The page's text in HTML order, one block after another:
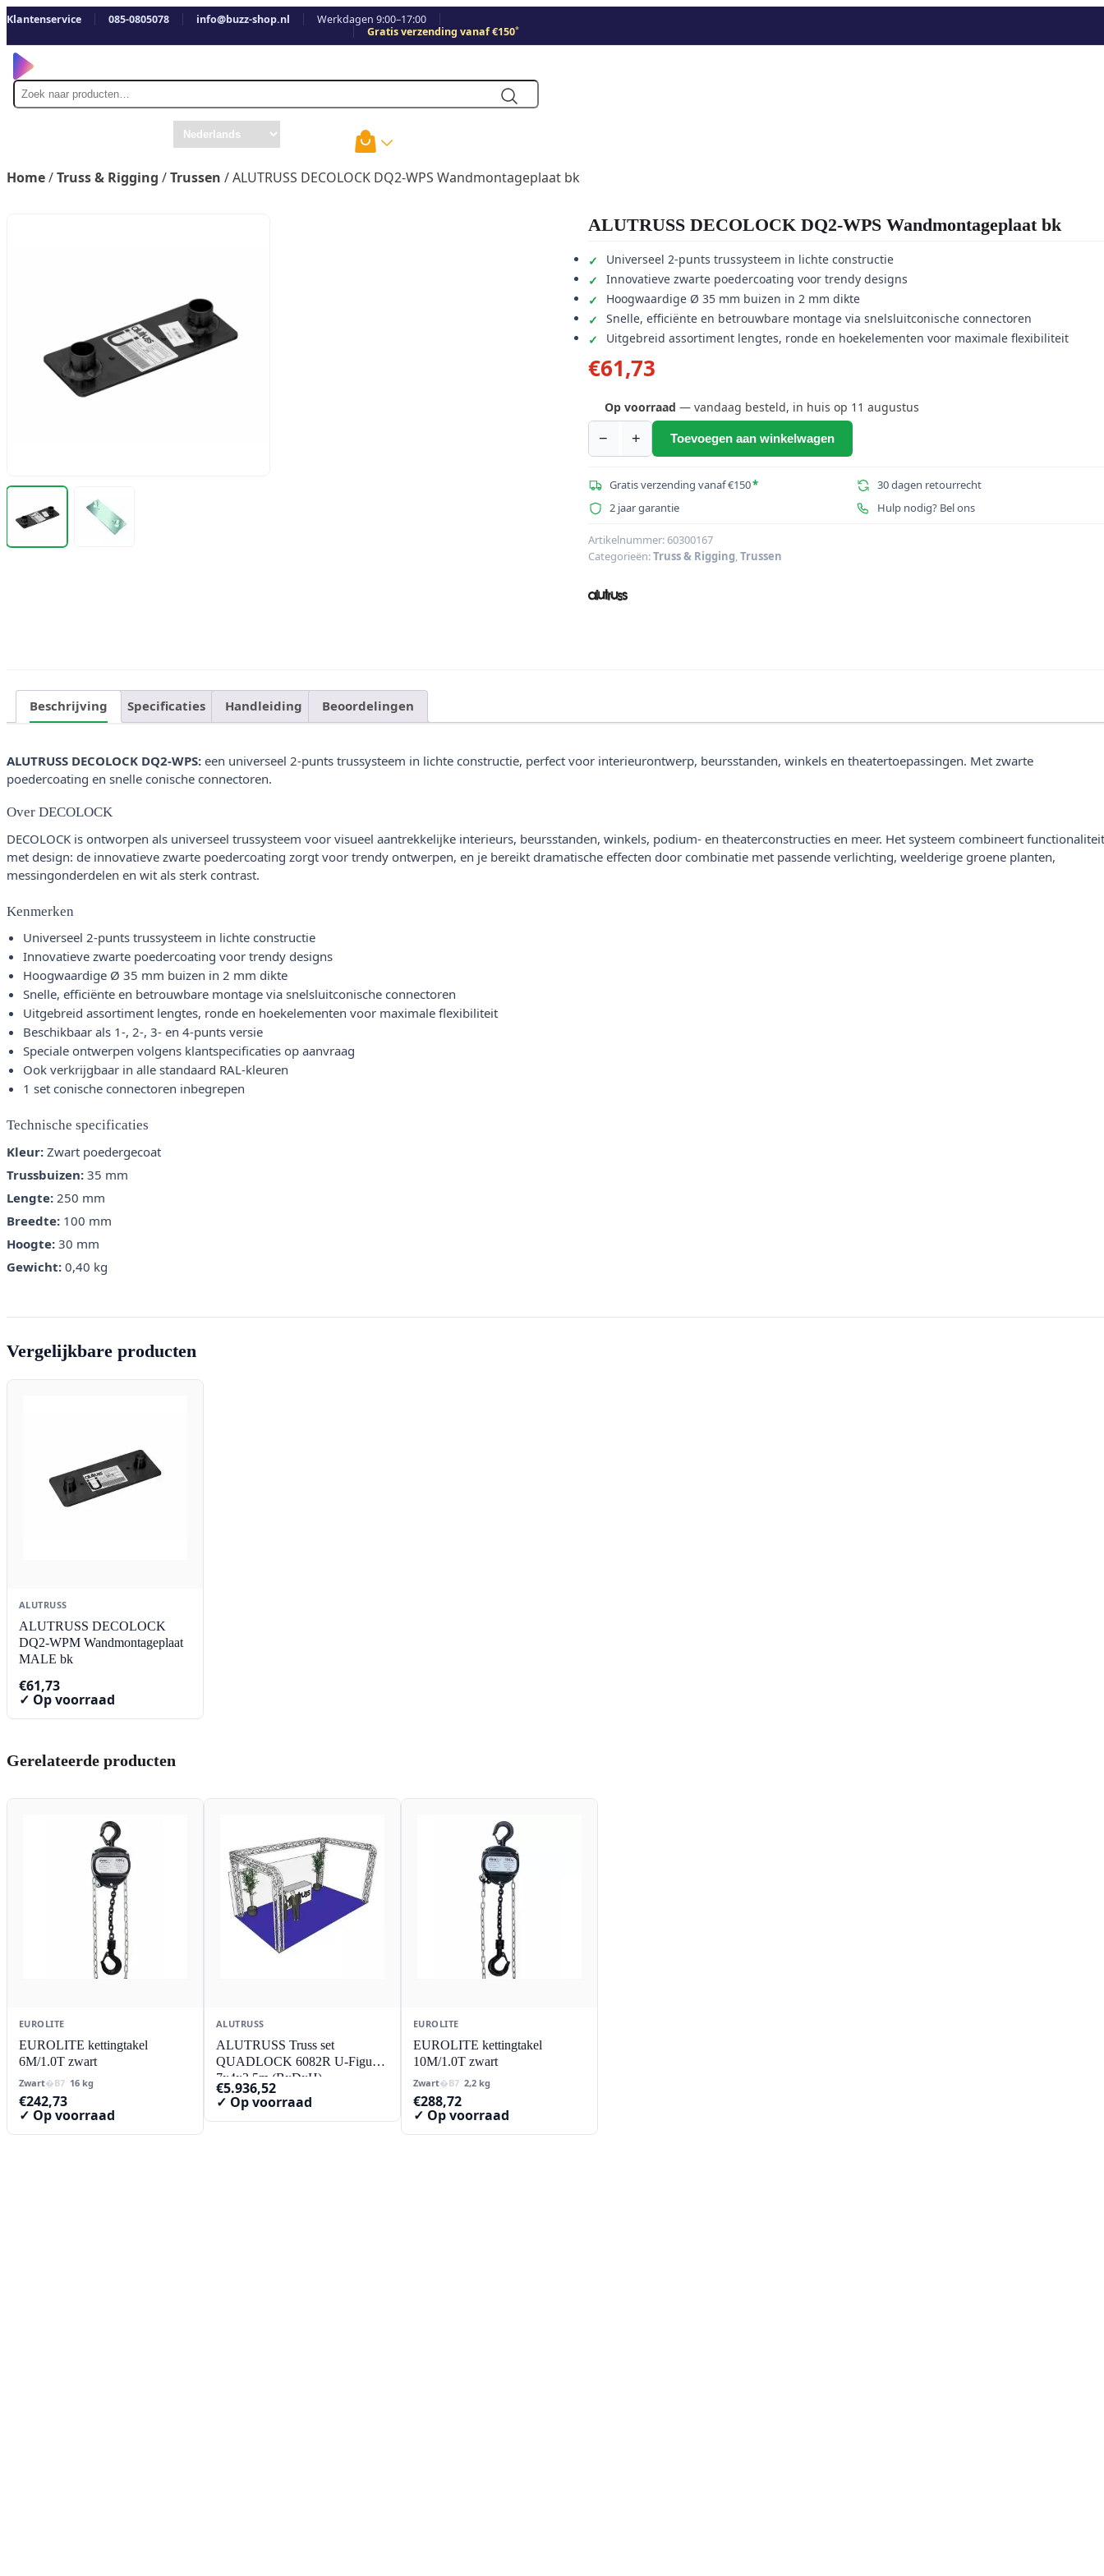
Klantenservice 085-0805078 info@buzz-shop.nl
Werkdagen 9:00–17:00
Gratis verzending vanaf €150*
Zoek
naar
Home/Truss & Rigging /Trussen / ALUTRUSS DECOLOCK DQ2-WPS Wandmontageplaat bk
ALUTRUSS DECOLOCK DQ2-WPS Wandmontageplaat bk
Universeel 2-punts trussysteem in lichte constructie
Innovatieve zwarte poedercoating voor trendy designs
Hoogwaardige Ø 35 mm buizen in 2 mm dikte
Snelle, efficiënte en betrouwbare montage via snelsluitconische connectoren
Uitgebreid assortiment lengtes, ronde en hoekelementen voor maximale flexibiliteit
€61,73
Op voorraad — vandaag besteld, in huis op 11 augustus
−
ALUTRUSS
DQ2-
WPS
bk
aantal
+ Toevoegen aan winkelwagen
Gratis verzending vanaf €150*
30 dagen retourrecht
2 jaar garantie
Hulp nodig? Bel ons
Artikelnummer:60300167
Categorieën:Truss & Rigging Trussen
Beschrijving Specificaties Handleiding Beoordelingen
ALUTRUSS DECOLOCK DQ2-WPS: een universeel 2-punts trussysteem in lichte constructie, perfect voor interieurontwerp, beursstanden, winkels en theatertoepassingen. Met zwarte
poedercoating en snelle conische connectoren.
Over DECOLOCK
DECOLOCK is ontworpen als universeel trussysteem voor visueel aantrekkelijke interieurs, beursstanden, winkels, podium- en theaterconstructies en meer. Het systeem combineert functionaliteit
met design: de innovatieve zwarte poedercoating zorgt voor trendy ontwerpen, en je bereikt dramatische effecten door combinatie met passende verlichting, weelderige groene planten,
messingonderdelen en wit als sterk contrast.
Kenmerken
Universeel 2-punts trussysteem in lichte constructie
Innovatieve zwarte poedercoating voor trendy designs
Hoogwaardige Ø 35 mm buizen in 2 mm dikte
Snelle, efficiënte en betrouwbare montage via snelsluitconische connectoren
Uitgebreid assortiment lengtes, ronde en hoekelementen voor maximale flexibiliteit
Beschikbaar als 1-, 2-, 3- en 4-punts versie
Speciale ontwerpen volgens klantspecificaties op aanvraag
Ook verkrijgbaar in alle standaard RAL-kleuren
1 set conische connectoren inbegrepen
Technische specificaties
Kleur: Zwart poedergecoat
Trussbuizen: 35 mm
Lengte: 250 mm
Breedte: 100 mm
Hoogte: 30 mm
Gewicht: 0,40 kg
Vergelijkbare producten
ALUTRUSS
ALUTRUSS DECOLOCK
DQ2-WPM Wandmontageplaat
MALE bk
€61,73
✓ Op voorraad
Gerelateerde producten
EUROLITE
EUROLITE kettingtakel
6M/1.0T zwart
Zwart 16 kg
€242,73
✓ Op voorraad
ALUTRUSS
ALUTRUSS Truss set
QUADLOCK 6082R U-Figuur
7x4x3.5m (BxDxH)
€5.936,52
✓ Op voorraad
EUROLITE
EUROLITE kettingtakel
10M/1.0T zwart
Zwart 2,2 kg
€288,72
✓ Op voorraad